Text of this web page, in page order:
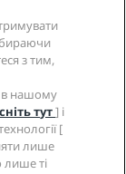
з тим,
в нашому
тут] і
[
лише
лише ті